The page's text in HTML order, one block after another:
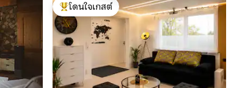
โดนใจเกสต์ที่สุด
โดนใจเกสต์